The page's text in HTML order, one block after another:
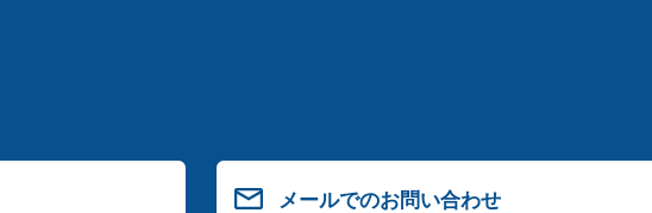
メールでのお問い合わせ